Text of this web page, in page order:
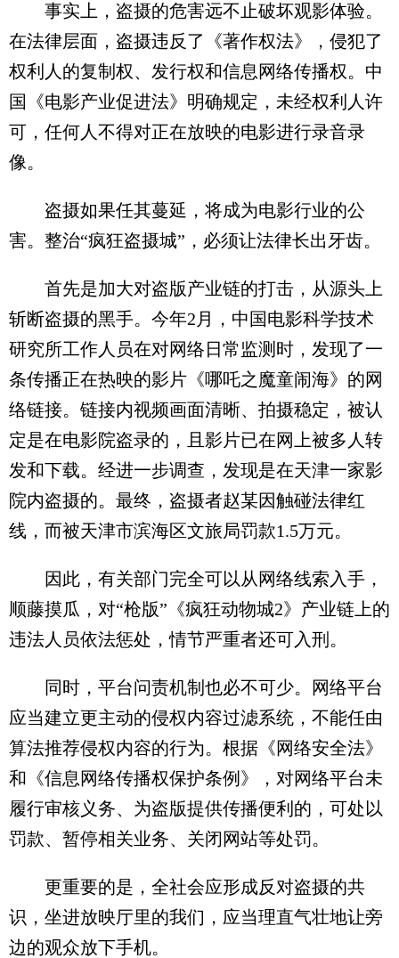
事实上，盗摄的危害远不止破坏观影体验。
在法律层面，盗摄违反了《著作权法》，侵犯了
权利人的复制权、发行权和信息网络传播权。中
国《电影产业促进法》明确规定，未经权利人许
可，任何人不得对正在放映的电影进行录音录
像。
盗摄如果任其蔓延，将成为电影行业的公
害。整治“疯狂盗摄城”，必须让法律长出牙齿。
首先是加大对盗版产业链的打击，从源头上
斩断盗摄的黑手。今年2月，中国电影科学技术
研究所工作人员在对网络日常监测时，发现了一
条传播正在热映的影片《哪吒之魔童闹海》的网
络链接。链接内视频画面清晰、拍摄稳定，被认
定是在电影院盗录的，且影片已在网上被多人转
发和下载。经进一步调查，发现是在天津一家影
院内盗摄的。最终，盗摄者赵某因触碰法律红
线，而被天津市滨海区文旅局罚款1.5万元。
因此，有关部门完全可以从网络线索入手，
顺藤摸瓜，对“枪版”《疯狂动物城2》产业链上的
违法人员依法惩处，情节严重者还可入刑。
同时，平台问责机制也必不可少。网络平台
应当建立更主动的侵权内容过滤系统，不能任由
算法推荐侵权内容的行为。根据《网络安全法》
和《信息网络传播权保护条例》，对网络平台未
履行审核义务、为盗版提供传播便利的，可处以
罚款、暂停相关业务、关闭网站等处罚。
更重要的是，全社会应形成反对盗摄的共
识，坐进放映厅里的我们，应当理直气壮地让旁
边的观众放下手机。